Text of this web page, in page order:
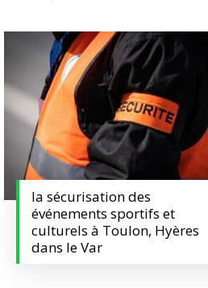
la sécurisation des
événements sportifs et
culturels à Toulon, Hyères
dans le Var